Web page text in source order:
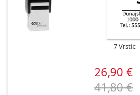
7 Vrstic
26,90 €
41,80 €